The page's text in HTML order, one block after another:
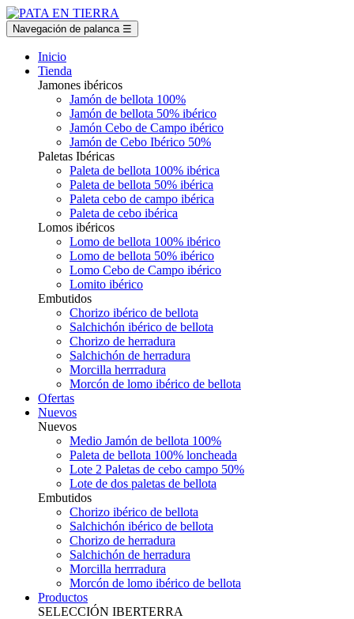
Navegación de palanca ☰
Inicio
Tienda
Jamones ibéricos
Jamón de bellota 100%
Jamón de bellota 50% ibérico
Jamón Cebo de Campo ibérico
Jamón de Cebo Ibérico 50%
Paletas Ibéricas
Paleta de bellota 100% ibérica
Paleta de bellota 50% ibérica
Paleta cebo de campo ibérica
Paleta de cebo ibérica
Lomos ibéricos
Lomo de bellota 100% ibérico
Lomo de bellota 50% ibérico
Lomo Cebo de Campo ibérico
Lomito ibérico
Embutidos
Chorizo ibérico de bellota
Salchichón ibérico de bellota
Chorizo de herradura
Salchichón de herradura
Morcilla herrradura
Morcón de lomo ibérico de bellota
Ofertas
Nuevos
Nuevos
Medio Jamón de bellota 100%
Paleta de bellota 100% loncheada
Lote 2 Paletas de cebo campo 50%
Lote de dos paletas de bellota
Embutidos
Chorizo ibérico de bellota
Salchichón ibérico de bellota
Chorizo de herradura
Salchichón de herradura
Morcilla herrradura
Morcón de lomo ibérico de bellota
Productos
SELECCIÓN IBERTERRA